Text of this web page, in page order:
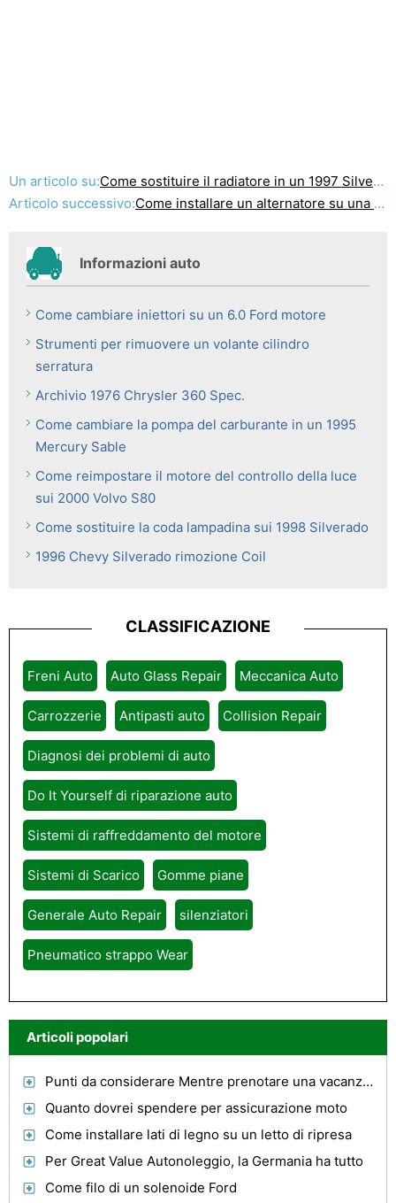
Un articolo su:Come sostituire il radiatore in un 1997 Silverado
Articolo successivo:Come installare un alternatore su una Jetta TDI
Informazioni auto
Come cambiare iniettori su un 6.0 Ford motore
Strumenti per rimuovere un volante cilindro
serratura
Archivio 1976 Chrysler 360 Spec.
Come cambiare la pompa del carburante in un 1995
Mercury Sable
Come reimpostare il motore del controllo della luce
sui 2000 Volvo S80
Come sostituire la coda lampadina sui 1998 Silverado
1996 Chevy Silverado rimozione Coil
CLASSIFICAZIONE
Freni Auto Auto Glass Repair Meccanica Auto
Carrozzerie Antipasti auto Collision Repair
Diagnosi dei problemi di auto
Do It Yourself di riparazione auto
Sistemi di raffreddamento del motore
Sistemi di Scarico Gomme piane
Generale Auto Repair silenziatori
Pneumatico strappo Wear
Articoli popolari
Punti da considerare Mentre prenotare una vacanza Alloggio A Delhi
Quanto dovrei spendere per assicurazione moto
Come installare lati di legno su un letto di ripresa
Per Great Value Autonoleggio, la Germania ha tutto
Come filo di un solenoide Ford